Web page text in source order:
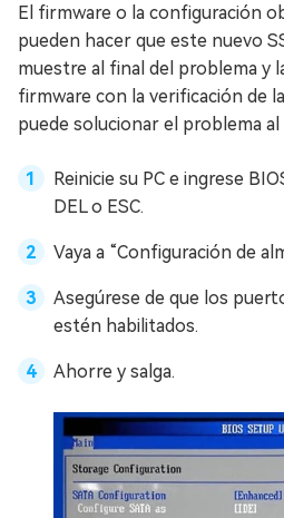
El firmware o la configuración
pueden hacer que este nuevo
muestre al final del problema y
firmware con la verificación de
puede solucionar el problema al
Reinicie su PC e ingrese
DEL o ESC.
Vaya a “Configuración de
Asegúrese de que los
estén habilitados.
Ahorre y salga.